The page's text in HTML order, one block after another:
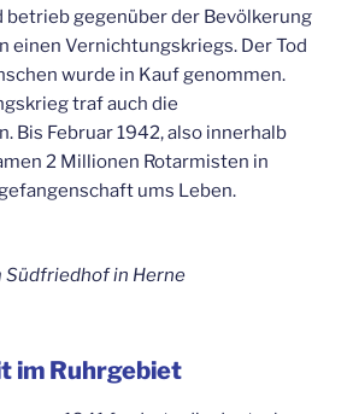
gegenüber der Bevölkerung
einen Vernichtungskriegs. Der Tod
wurde in Kauf genommen.
traf auch die
Bis Februar 1942, also innerhalb
2 Millionen Rotarmisten in
ums Leben.
Südfriedhof in Herne
im Ruhrgebiet